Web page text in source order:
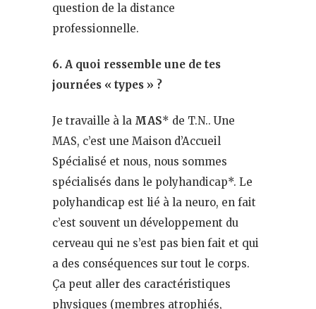
question de la distance
professionnelle.
6. A quoi ressemble une de tes
journées « types » ?
Je travaille à la MAS* de T.N.. Une
MAS, c’est une Maison d’Accueil
Spécialisé et nous, nous sommes
spécialisés dans le polyhandicap*. Le
polyhandicap est lié à la neuro, en fait
c’est souvent un développement du
cerveau qui ne s’est pas bien fait et qui
a des conséquences sur tout le corps.
Ça peut aller des caractéristiques
physiques (membres atrophiés,